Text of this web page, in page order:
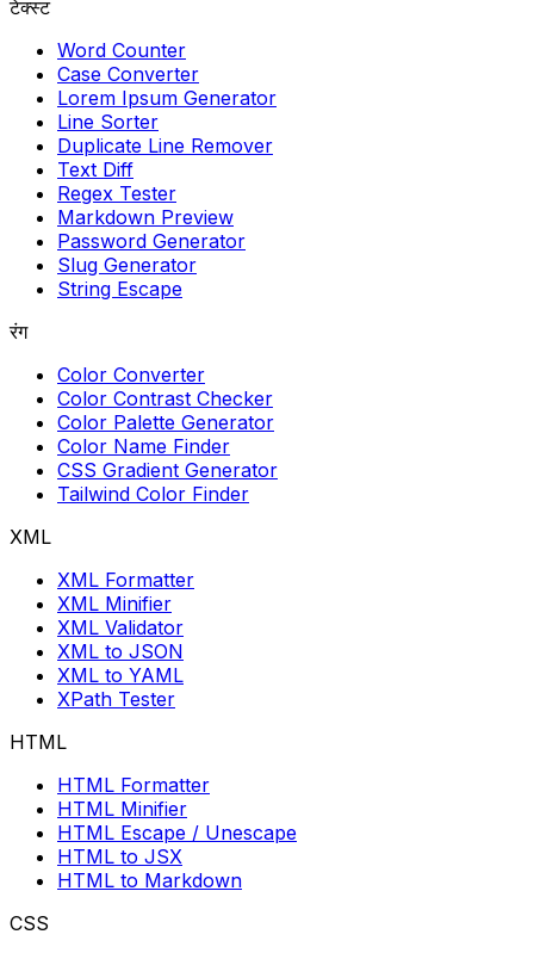
टेक्स्ट
Word Counter
Case Converter
Lorem Ipsum Generator
Line Sorter
Duplicate Line Remover
Text Diff
Regex Tester
Markdown Preview
Password Generator
Slug Generator
String Escape
रंग
Color Converter
Color Contrast Checker
Color Palette Generator
Color Name Finder
CSS Gradient Generator
Tailwind Color Finder
XML
XML Formatter
XML Minifier
XML Validator
XML to JSON
XML to YAML
XPath Tester
HTML
HTML Formatter
HTML Minifier
HTML Escape / Unescape
HTML to JSX
HTML to Markdown
CSS